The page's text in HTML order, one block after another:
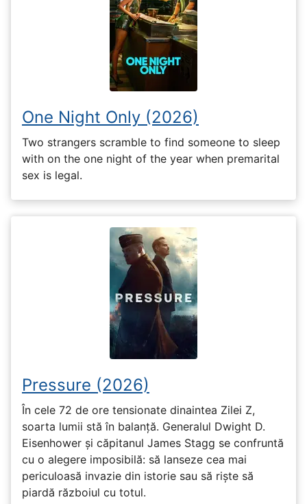
One Night Only (2026)
Two strangers scramble to find someone to sleep
with on the one night of the year when premarital
sex is legal.
Pressure (2026)
În cele 72 de ore tensionate dinaintea Zilei Z,
soarta lumii stă în balanță. Generalul Dwight D.
Eisenhower și căpitanul James Stagg se confruntă
cu o alegere imposibilă: să lanseze cea mai
periculoasă invazie din istorie sau să riște să
piardă războiul cu totul.